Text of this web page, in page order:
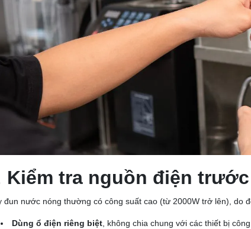
Kiểm tra nguồn điện
đun nước nóng thường có công suất cao (từ 2000W trở lên), do
Dùng ổ điện riêng biệt , không chia chung với các thiết bị